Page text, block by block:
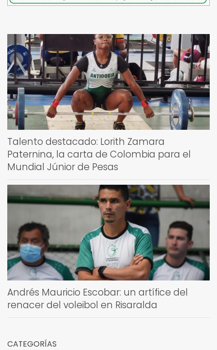
Talento destacado: Lorith Zamara
Paternina, la carta de Colombia para el
Mundial Júnior de Pesas
Andrés Mauricio Escobar: un artífice del
renacer del voleibol en Risaralda
CATEGORÍAS